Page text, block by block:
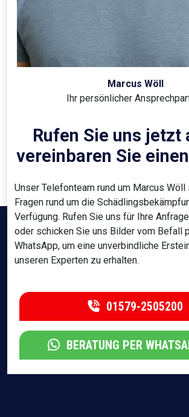
Marcus Wöll
Ihr persönlicher
Rufen Sie uns jetzt
vereinbaren Sie
Unser Telefonteam rund um Marcus
Fragen rund um die
Verfügung. Rufen Sie uns für Ihre
oder schicken Sie uns Bilder vom Befall
WhatsApp, um eine unverbindliche
unseren Experten zu erhalten.
01579-2505200
BERATUNG PER